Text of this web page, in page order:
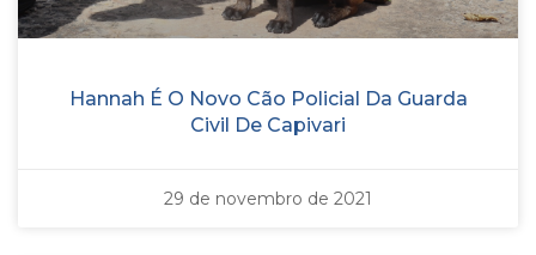
Hannah É O Novo Cão Policial Da Guarda
Civil De Capivari
29 de novembro de 2021